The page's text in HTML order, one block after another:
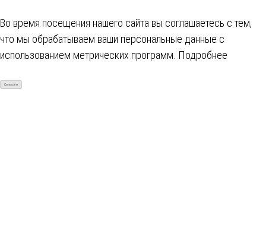
Во время посещения нашего сайта вы соглашаетесь с тем,
что мы обрабатываем ваши персональные данные с
использованием метрических программ. Подробнее
Согласен